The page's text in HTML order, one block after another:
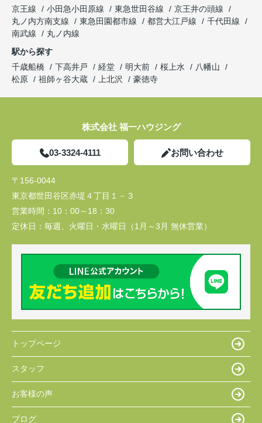
京王線
小田急小田原線 東急世田谷線
京王井の頭線
丸ノ内方南支線
東急田園都市線 都営大江戸線
千代田線
南武線
丸ノ内線
駅から探す
千歳船橋
下高井戸 経堂 明大前 桜上水
八幡山
松原
祖師ヶ谷大蔵 上北沢 豪徳寺
株式会社 福一ハウジング
03-3324-4111 お問い合わせ
〒156-0044
東京都世田谷区赤堤４丁目１－３
営業時間： 10：00～18：30
定休日： 毎週、火曜日・水曜日（1月～3月 無休営業）
トップページ
スタッフ
お客様の声
ブログ